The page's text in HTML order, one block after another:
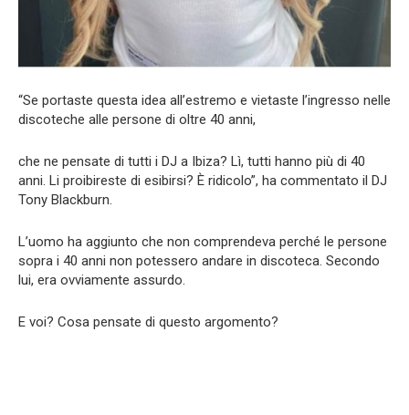
“Se portaste questa idea all’estremo e vietaste l’ingresso nelle
discoteche alle persone di oltre 40 anni,
che ne pensate di tutti i DJ a Ibiza? Lì, tutti hanno più di 40
anni. Li proibireste di esibirsi? È ridicolo”, ha commentato il DJ
Tony Blackburn.
L’uomo ha aggiunto che non comprendeva perché le persone
sopra i 40 anni non potessero andare in discoteca. Secondo
lui, era ovviamente assurdo.
E voi? Cosa pensate di questo argomento?